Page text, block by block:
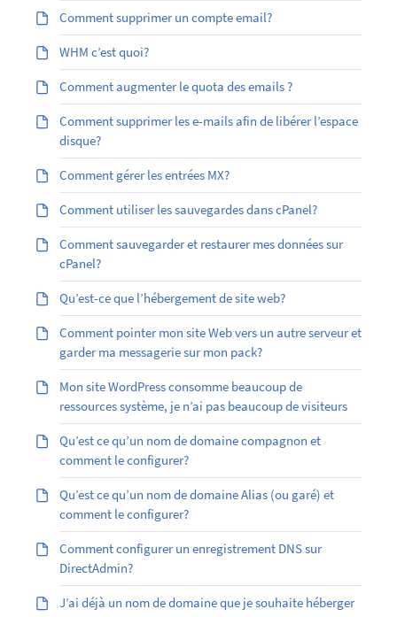
Comment supprimer un compte email?
WHM c’est quoi?
Comment augmenter le quota des emails ?
Comment supprimer les e-mails afin de libérer l’espace
disque?
Comment gérer les entrées MX?
Comment utiliser les sauvegardes dans cPanel?
Comment sauvegarder et restaurer mes données sur
cPanel?
Qu’est-ce que l’hébergement de site web?
Comment pointer mon site Web vers un autre serveur et
garder ma messagerie sur mon pack?
Mon site WordPress consomme beaucoup de
ressources système, je n’ai pas beaucoup de visiteurs
Qu’est ce qu’un nom de domaine compagnon et
comment le configurer?
Qu’est ­ce qu’un nom de domaine Alias (ou garé) et
comment le configurer?
Comment configurer un enregistrement DNS sur
DirectAdmin?
J’ai déjà un nom de domaine que je souhaite héberger